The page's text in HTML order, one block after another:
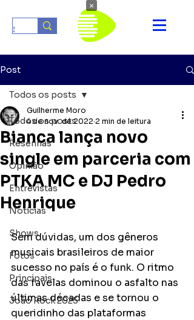
Post
Todos os posts
Resenhas
Opinião
Entrevistas
Notícias
Shows
Fotos
Principais
João Rock 2025
Todos os posts
Bianca lança novo
single em parceria com
PTKA MC e DJ Pedro
Henrique
Guilherme Moro
4 de nov. de 2022 2 min de leitura
Sem dúvidas, um dos gêneros
musicais brasileiros de maior
sucesso no país é o funk. O ritmo
das favelas dominou o asfalto nas
últimas décadas e se tornou o
queridinho das plataformas
×